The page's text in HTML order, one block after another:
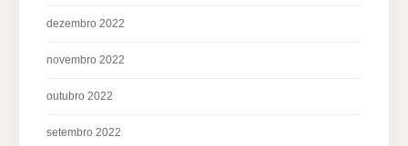
dezembro 2022
novembro 2022
outubro 2022
setembro 2022